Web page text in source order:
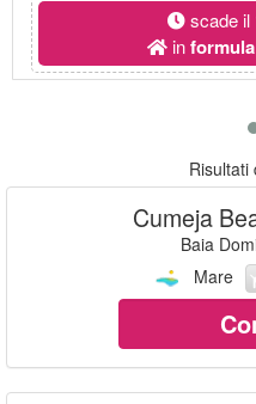
scade il
in
Risultati
Cumeja
Baia
Mare